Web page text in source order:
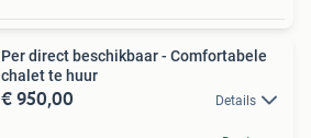
Per direct beschikbaar - Comfortabele
chalet te huur
€ 950,00 Details